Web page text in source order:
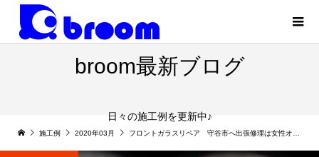
broom最新ブログ
日々の施工例を更新中♪
施工例 2020年03月 フロントガラスリペア 守谷市へ出張修理は女性オーナーさんにも好評です。